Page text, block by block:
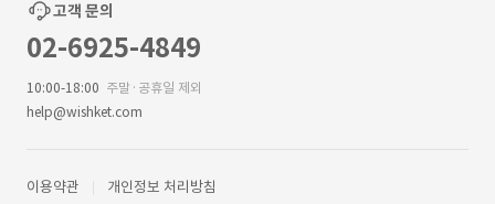
고객 문의
02-6925-4849
10:00-18:00 주말·공휴일 제외
help@wishket.com
이용약관 개인정보 처리방침